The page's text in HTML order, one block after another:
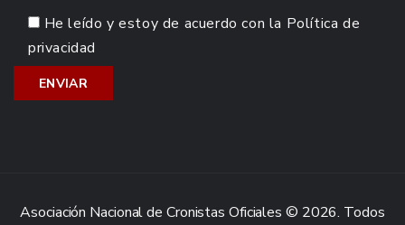
He leído y estoy de acuerdo con la Política de
privacidad
Asociación Nacional de Cronistas Oficiales © 2026. Todos